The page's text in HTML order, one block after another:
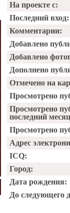
На проекте с:
Последний вход:
Комментарии:
Добавлено
Добавлено
Дополнено
Отмечено на
Просмотрено
Просмотрено
последний
Просмотрено
Адрес
ICQ:
Город:
Дата рождения:
До следующего